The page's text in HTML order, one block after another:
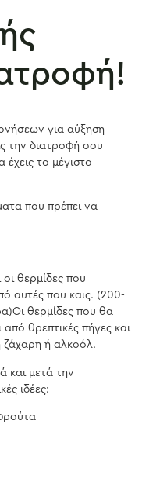
για αύξηση
την διατροφή σου
το μέγιστο
που πρέπει να
οι θερμίδες που
αυτές που καις. (200-
θερμίδες που θα
θρεπτικές πήγες και
ζάχαρη ή αλκοόλ.
και μετά την
ιδέες: